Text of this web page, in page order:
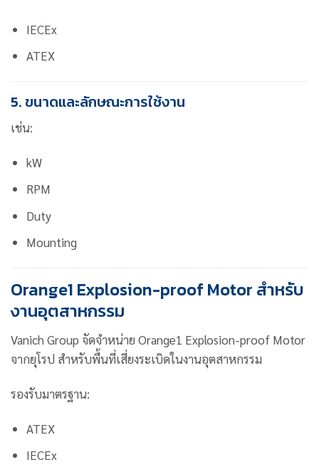
IECEx
ATEX
5. ขนาดและลักษณะการใช้งาน
เช่น:
kW
RPM
Duty
Mounting
Orange1 Explosion-proof Motor สำหรับ
งานอุตสาหกรรม
Vanich Group จัดจำหน่าย Orange1 Explosion-proof Motor
จากยุโรป สำหรับพื้นที่เสี่ยงระเบิดในงานอุตสาหกรรม
รองรับมาตรฐาน:
ATEX
IECEx